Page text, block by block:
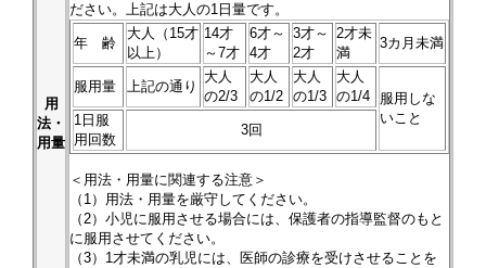
用
法・
用量
ださい。上記は大人の1日量です。
年 齢
大人（15才
以上）
14才
～7才
6才～
4才
3才～
2才
2才未
満
3カ月未満
服用量 上記の通り
大人
の2/3
大人
の1/2
大人
の1/3
大人
の1/4
服用しな
いこと
1日服
用回数
3回
＜用法・用量に関連する注意＞
（1）用法・用量を厳守してください。
（2）小児に服用させる場合には、保護者の指導監督のもと
に服用させてください。
（3）1才未満の乳児には、医師の診療を受けさせることを